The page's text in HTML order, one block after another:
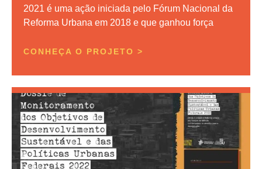
2021 é uma ação iniciada pelo Fórum Nacional da
Reforma Urbana em 2018 e que ganhou força
CONHEÇA O PROJETO >